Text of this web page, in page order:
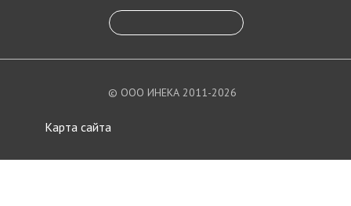
© ООО ИНЕКА 2011-2026
Карта сайта